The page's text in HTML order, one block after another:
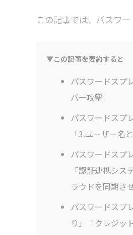
この記事では、パスワ
▼この記事を要約すると
パスワードスプ
バー攻撃
パスワードスプ
「3.ユーザー名
パスワードスプ
「認証連携シ
ラウドを同期さ
パスワードスプ
り」「クレジッ